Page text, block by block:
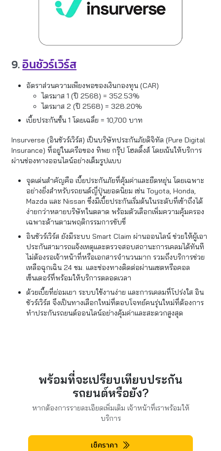
9.อินชัวร์เวิร์ส
อัตราส่วนความเพียงพอของเงินกองทุน (CAR)
ไตรมาส 1 (ปี 2568) = 352.53%
ไตรมาส 2 (ปี 2568) = 328.20%
เบี้ยประกันชั้น 1 โดยเฉลี่ย = 10,700 บาท
Insurverse (อินชัวร์เวิร์ส) เป็นบริษัทประกันภัยดิจิทัล (Pure Digital
Insurance) ที่อยู่ในเครือของ ทิพย กรุ๊ป โฮลดิ้งส์ โดยเน้นให้บริการ
ผ่านช่องทางออนไลน์อย่างเต็มรูปแบบ
จุดเด่นสำคัญคือ เบี้ยประกันภัยที่คุ้มค่าและยืดหยุ่น โดยเฉพาะ
อย่างยิ่งสำหรับรถยนต์ญี่ปุ่นยอดนิยม เช่น Toyota, Honda,
Mazda และ Nissan ซึ่งมีเบี้ยประกันเริ่มต้นในระดับที่เข้าถึงได้
ง่ายกว่าหลายบริษัทในตลาด พร้อมตัวเลือกเพิ่มความคุ้มครอง
เฉพาะด้านตามพฤติกรรมการขับขี่
อินชัวร์เวิร์ส ยังมีระบบ Smart Claim ผ่านออนไลน์ ช่วยให้ผู้เอา
ประกันสามารถแจ้งเหตุและตรวจสอบสถานะการเคลมได้ทันที
ไม่ต้องรอเจ้าหน้าที่หรือเอกสารจำนวนมาก รวมถึงบริการช่วย
เหลือฉุกเฉิน 24 ชม. และช่องทางติดต่อผ่านแชตหรือคอล
เซ็นเตอร์ที่พร้อมให้บริการตลอดเวลา
ด้วยเบี้ยที่ย่อมเยา ระบบใช้งานง่าย และการเคลมที่โปร่งใส อิน
ชัวร์เวิร์ส จึงเป็นทางเลือกใหม่ที่ตอบโจทย์คนรุ่นใหม่ที่ต้องการ
ทำประกันรถยนต์ออนไลน์อย่างคุ้มค่าและสะดวกสูงสุด
พร้อมที่จะเปรียบเทียบประกัน
รถยนต์หรือยัง?
หากต้องการรายละเอียดเพิ่มเติม เจ้าหน้าที่เราพร้อมให้
บริการ
เช็คราคา